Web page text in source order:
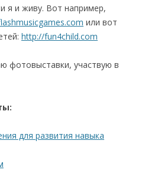
я и живу. Вот например,
или вот
http://fun4child.com
фотовыставки, участвую в
для развития навыка